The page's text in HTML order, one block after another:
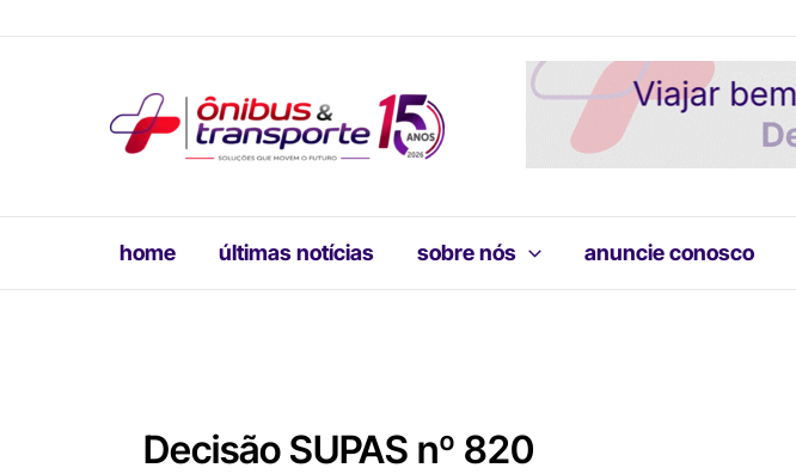
home últimas notícias sobre nós anuncie conosco
Decisão SUPAS nº 820